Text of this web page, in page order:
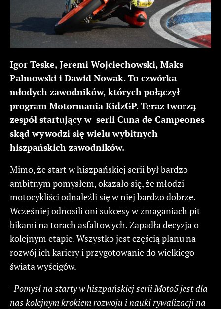
Igor Teske, Jeremi Wojciechowski, Maks
Palmowski i Dawid Nowak. To czwórka
młodych zawodników, których połączył
program Motormania KidzGP. Teraz tworzą
zespół startujący w serii Cuna de Campeones
skąd wywodzi się wielu wybitnych
hiszpańskich zawodników.
Mimo, że start w hiszpańskiej serii był bardzo
ambitnym pomysłem, okazało się, że młodzi
motocykliści odnaleźli się w niej bardzo dobrze.
Wcześniej odnosili oni sukcesy w zmaganiach pit
bikami na torach asfaltowych. Zapadła decyzja o
kolejnym etapie. Wszystko jest częścią planu na
rozwój ich kariery i przygotowanie do wielkiego
świata wyścigów.
-Pomysł na starty w hiszpańskiej serii Moto5 jest dla
nas kolejnym krokiem rozwoju i nauki rywalizacji na